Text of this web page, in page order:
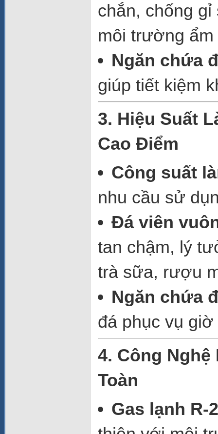
chắn, chống
môi trường
Ngăn chứa
giúp tiết kiệm
3. Hiệu Suất
Cao Điểm
Công suất
nhu cầu sử
Đá viên
tan chậm, lý
trà sữa, rượu
Ngăn chứa
đá phục vụ
4. Công Nghệ
Toàn
Gas lạnh R-